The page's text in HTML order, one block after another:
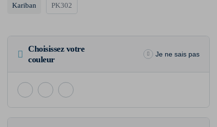
Kariban PK302
Choisissez votre
couleur
Je ne sais pas